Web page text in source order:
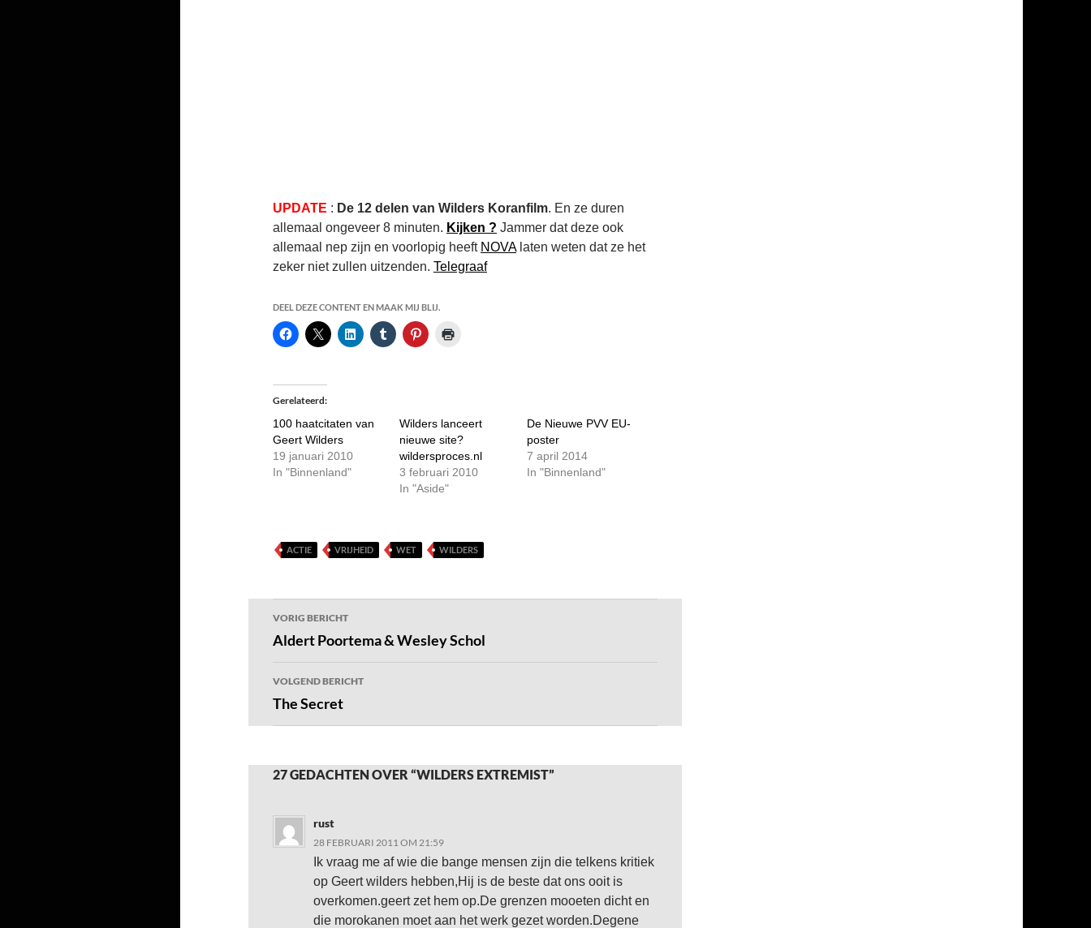
UPDATE : De 12 delen van Wilders Koranfilm. En ze duren
allemaal ongeveer 8 minuten. Kijken ? Jammer dat deze ook
allemaal nep zijn en voorlopig heeft NOVAlaten weten dat ze het
zeker niet zullen uitzenden. Telegraaf
DEEL DEZE CONTENT EN MAAK MIJ BLIJ.
Gerelateerd
100 haatcitaten van
Geert Wilders
19 januari 2010
In "Binnenland"
Wilders lanceert
nieuwe site?
wildersproces.nl
3 februari 2010
In "Aside"
De Nieuwe PVV EU-
poster
7 april 2014
In "Binnenland"
ACTIE VRIJHEID WET WILDERS
Bericht
navigatie
VORIG BERICHT
Aldert Poortema & Wesley Schol
VOLGEND BERICHT
The Secret
27 GEDACHTEN OVER “WILDERS EXTREMIST”
rust
28 FEBRUARI 2011 OM 21:59
Ik vraag me af wie die bange mensen zijn die telkens kritiek
op Geert wilders hebben,Hij is de beste dat ons ooit is
overkomen.geert zet hem op.De grenzen mooeten dicht en
die morokanen moet aan het werk gezet worden.Degene